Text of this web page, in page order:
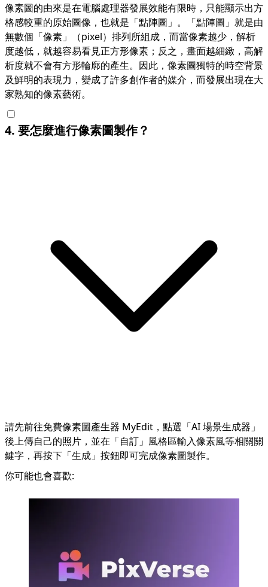
像素圖的由來是在電腦處理器發展效能有限時，只能顯示出方
格感較重的原始圖像，也就是「點陣圖」。「點陣圖」就是由
無數個「像素」（pixel）排列所組成，而當像素越少，解析
度越低，就越容易看見正方形像素；反之，畫面越細緻，高解
析度就不會有方形輪廓的產生。因此，像素圖獨特的時空背景
及鮮明的表現力，變成了許多創作者的媒介，而發展出現在大
家熟知的像素藝術。
4. 要怎麼進行像素圖製作？
請先前往免費像素圖產生器 MyEdit，點選「AI 場景生成器」
後上傳自己的照片，並在「自訂」風格區輸入像素風等相關關
鍵字，再按下「生成」按鈕即可完成像素圖製作。
你可能也會喜歡: